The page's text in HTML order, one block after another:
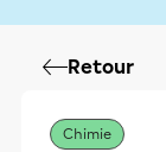
Retour
Chimie